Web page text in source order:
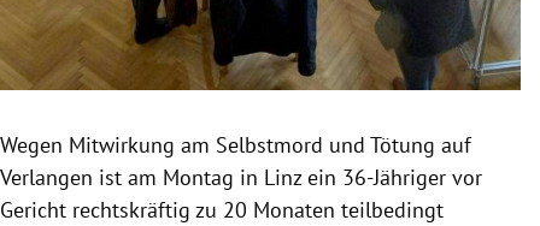
Untermenü
Untermenü
Untermenü
Wegen Mitwirkung am Selbstmord und Tötung auf
Verlangen ist am Montag in Linz ein 36-Jähriger vor
Gericht rechtskräftig zu 20 Monaten teilbedingt